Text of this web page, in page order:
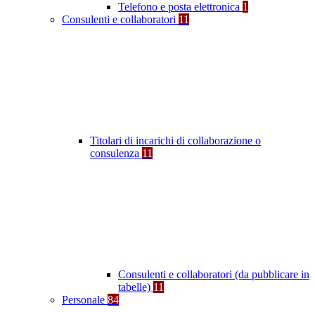
Telefono e posta elettronica 1
Consulenti e collaboratori 11
Titolari di incarichi di collaborazione o
consulenza 11
Consulenti e collaboratori (da pubblicare in
tabelle) 11
Personale 84